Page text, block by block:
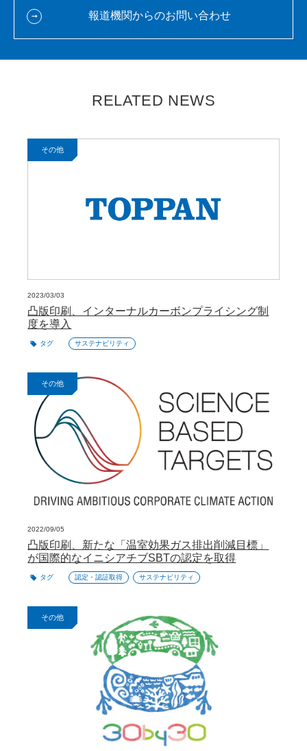
報道機関からのお問い合わせ
RELATED NEWS
その他
2023/03/03
凸版印刷、インターナルカーボンプライシング制
度を導入
タグ サステナビリティ
その他
2022/09/05
凸版印刷、新たな「温室効果ガス排出削減目標」
が国際的なイニシアチブSBTの認定を取得
タグ 認定・認証取得 サステナビリティ
その他